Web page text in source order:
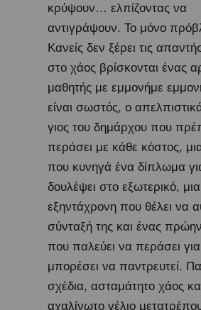
κρύψουν… ελπίζοντας να
αντιγράψουν. Το μόνο
Κανείς δεν ξέρει τις
στο χάος βρίσκονται ένας
μαθητής με εμμονήμε
είναι σωστός, ο
γιος του δημάρχου που
περάσει με κάθε κόστος,
που κυνηγά ένα δίπλωμα
δουλέψει στο εξωτερικό, μια
εξηντάχρονη που θέλει να
σύνταξή της και ένας
που παλεύει να περάσει
μπορέσει να παντρευτεί.
σχέδια, ασταμάτητο χάος
αχαλίνωτο γέλιο